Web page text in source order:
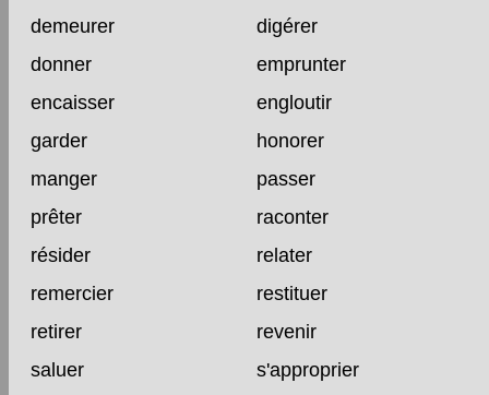
demeurer
digérer
donner
emprunter
encaisser
engloutir
garder
honorer
manger
passer
prêter
raconter
résider
relater
remercier
restituer
retirer
revenir
saluer
s'approprier